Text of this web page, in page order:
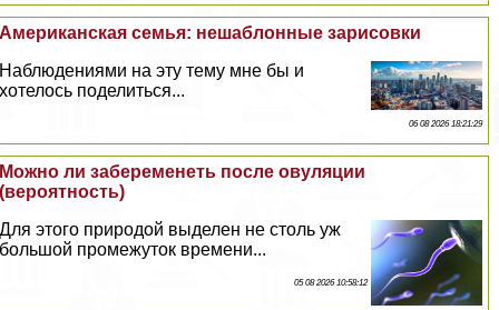
Американская семья: нешаблонные зарисовки
Наблюдениями на эту тему мне бы и
хотелось поделиться...
06 08 2026 18:21:29
Можно ли забеременеть после овуляции
(вероятность)
Для этого природой выделен не столь уж
большой промежуток времени...
05 08 2026 10:58:12